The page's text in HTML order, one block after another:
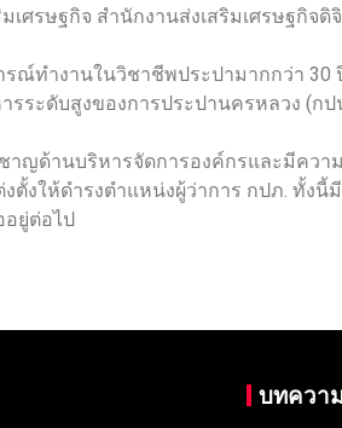
เศรษฐกิจ สำนักงานส่งเสริมเศรษฐกิจดิ
ณ์ทำงานในวิชาชีพประปามากกว่า 30
รระดับสูงของการประปานครหลวง (ก
าญด้านบริหารจัดการองค์กรและมีควา
ตั้งให้ดำรงตำแหน่งผู้ว่าการ กปภ. ทั้ง
อยู่ต่อไป
บทควา